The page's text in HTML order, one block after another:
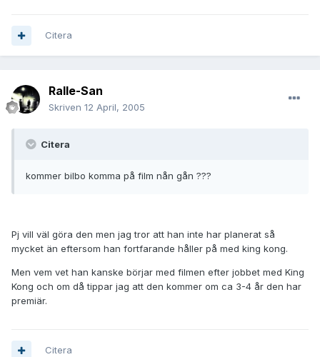
Citera
Ralle-San
Skriven 12 April, 2005
Citera
kommer bilbo komma på film nån gån ???
Pj vill väl göra den men jag tror att han inte har planerat så
mycket än eftersom han fortfarande håller på med king kong.
Men vem vet han kanske börjar med filmen efter jobbet med King
Kong och om då tippar jag att den kommer om ca 3-4 år den har
premiär.
Citera